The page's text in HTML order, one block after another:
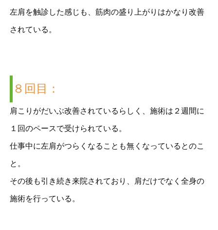
左肩を触診した感じも、筋肉の盛り上がりはかなり改善
されている。
８回目：
肩こりがだいぶ改善されているらしく、施術は２週間に
１回のペースで受けられている。
仕事中に左肩がつらくなることも無くなっているとのこ
と。
その後も引き続き来院されており、肩だけでなく全身の
施術を行っている。